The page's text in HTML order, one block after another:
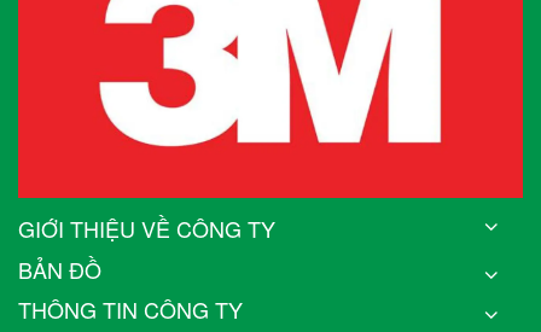
GIỚI THIỆU VỀ CÔNG TY
BẢN ĐỒ
THÔNG TIN CÔNG TY